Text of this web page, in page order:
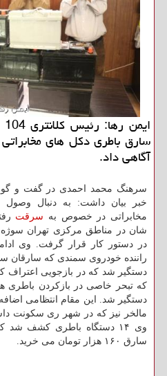
آگاهی داد.
سرهنگ محمد احمدی در گفت و گو
خبر بیان داشت: به دنبال
مخابراتی در خصوص به سرقت
شان در مناطق مركزی تهران
در دستور كار قرار گرفت. وی
راننده خودروی سمندی كه سارقان
كه تبحر خاصی در بازكردن باطری
دستگیر شد. این مقام انتظامی
مالخر نیز كه در شهر ری سكونت
وی ۱۴ دستگاه باطری كشف
سارق ۱۶۰ هزار تومان می خرید.